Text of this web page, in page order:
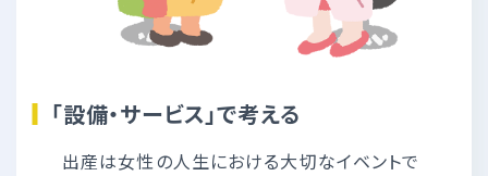
「設備・サービス」で考える
出産は女性の人生における大切なイベントで